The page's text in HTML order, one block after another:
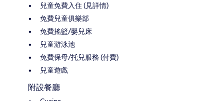
兒童免費入住 (見詳情)
免費兒童俱樂部
免費搖籃/嬰兒床
兒童游泳池
免費保母/托兒服務 (付費)
兒童遊戲
附設餐廳